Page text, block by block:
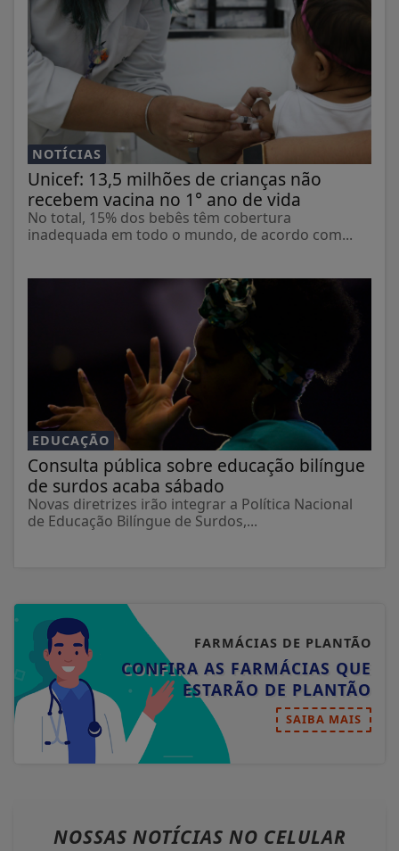
NOTÍCIAS
Unicef: 13,5 milhões de crianças não
recebem vacina no 1° ano de vida
No total, 15% dos bebês têm cobertura
inadequada em todo o mundo, de acordo com...
EDUCAÇÃO
Consulta pública sobre educação bilíngue
de surdos acaba sábado
Novas diretrizes irão integrar a Política Nacional
de Educação Bilíngue de Surdos,...
FARMÁCIAS DE PLANTÃO
CONFIRA AS FARMÁCIAS QUE
ESTARÃO DE PLANTÃO
SAIBA MAIS
NOSSAS NOTÍCIAS NO CELULAR